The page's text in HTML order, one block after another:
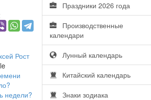
Праздники 2026 года
Производственные
календари
Лунный календарь
Китайский календарь
Знаки зодиака
Рост
недели?